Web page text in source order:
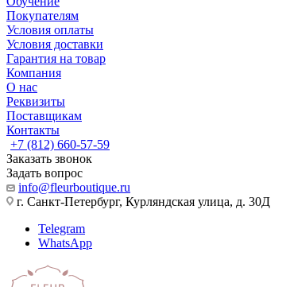
Покупателям
Условия оплаты
Условия доставки
Гарантия на товар
Компания
О нас
Реквизиты
Поставщикам
Контакты
+7 (812) 660-57-59
Заказать звонок
Задать вопрос
info@fleurboutique.ru
г. Санкт-Петербург, Курляндская улица, д. 30Д
Telegram
WhatsApp